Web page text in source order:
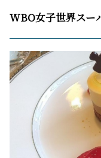
WBO女子世界スー